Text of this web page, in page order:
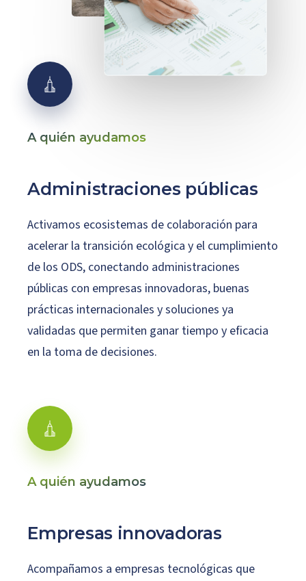
A quién ayudamos
Administraciones públicas
Activamos ecosistemas de colaboración para
acelerar la transición ecológica y el cumplimiento
de los ODS, conectando administraciones
públicas con empresas innovadoras, buenas
prácticas internacionales y soluciones ya
validadas que permiten ganar tiempo y eficacia
en la toma de decisiones.
A quién ayudamos
Empresas innovadoras
Acompañamos a empresas tecnológicas que